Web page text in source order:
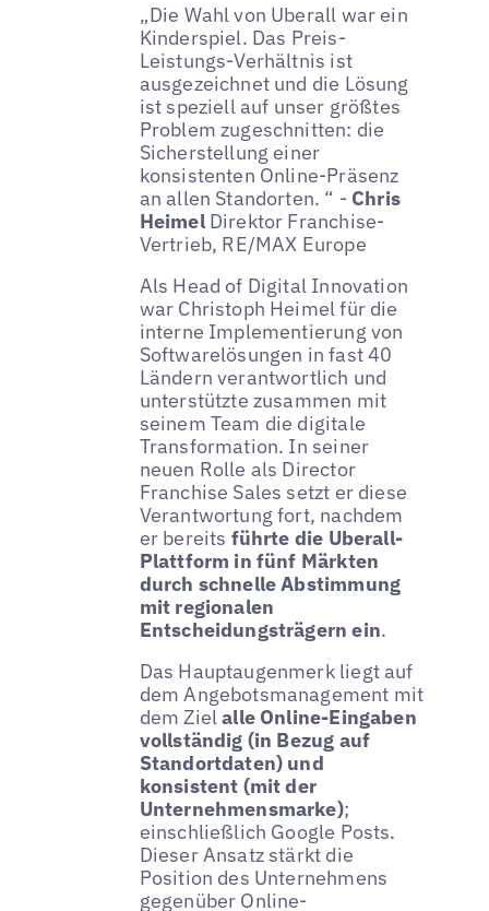
„Die Wahl von Uberall war ein
Kinderspiel. Das Preis-
Leistungs-Verhältnis ist
ausgezeichnet und die Lösung
ist speziell auf unser größtes
Problem zugeschnitten: die
Sicherstellung einer
konsistenten Online-Präsenz
an allen Standorten. “ - Chris
Heimel Direktor Franchise-
Vertrieb, RE/MAX Europe
Als Head of Digital Innovation
war Christoph Heimel für die
interne Implementierung von
Softwarelösungen in fast 40
Ländern verantwortlich und
unterstützte zusammen mit
seinem Team die digitale
Transformation. In seiner
neuen Rolle als Director
Franchise Sales setzt er diese
Verantwortung fort, nachdem
er bereits führte die Uberall-
Plattform in fünf Märkten
durch schnelle Abstimmung
mit regionalen
Entscheidungsträgern ein.
Das Hauptaugenmerk liegt auf
dem Angebotsmanagement mit
dem Zielalle Online-Eingaben
vollständig (in Bezug auf
Standortdaten) und
konsistent (mit der
Unternehmensmarke);
einschließlich Google Posts.
Dieser Ansatz stärkt die
Position des Unternehmens
gegenüber Online-